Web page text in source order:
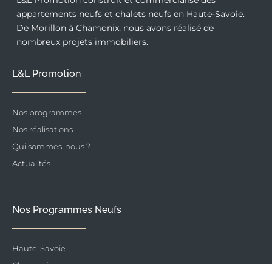
appartements neufs et chalets neufs en Haute-Savoie.
De Morillon à Chamonix, nous avons réalisé de
nombreux projets immobiliers.
L&L Promotion
Nos programmes
Nos réalisations
Qui sommes-nous ?
Actualités
Nos Programmes Neufs
Haute-Savoie